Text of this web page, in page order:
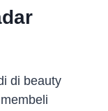
di beauty